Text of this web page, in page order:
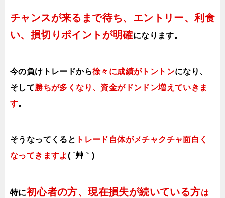
チャンスが来るまで待ち、エントリー、利食
い、損切りポイントが明確になります。
今の負けトレードから徐々に成績がトントンになり、
そして勝ちが多くなり、資金がドンドン増えていきま
す。
そうなってくると トレード自体がメチャクチャ面白く
なってきますよ ( ´艸｀)
特に初心者の方、現在損失が続いている方は